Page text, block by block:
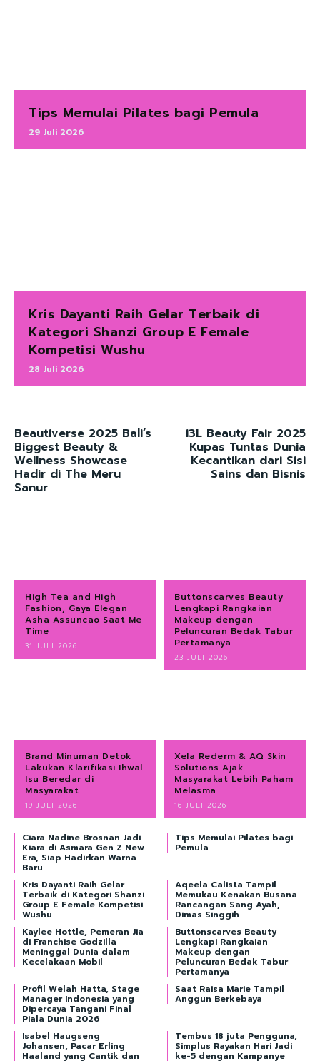
Tips Memulai Pilates bagi Pemula
29 Juli 2026
Kris Dayanti Raih Gelar Terbaik di
Kategori Shanzi Group E Female
Kompetisi Wushu
28 Juli 2026
Beautiverse 2025 Bali’s
Biggest Beauty &
Wellness Showcase
Hadir di The Meru
Sanur
i3L Beauty Fair 2025
Kupas Tuntas Dunia
Kecantikan dari Sisi
Sains dan Bisnis
High Tea and High
Fashion, Gaya Elegan
Asha Assuncao Saat Me
Time
31 JULI 2026
Buttonscarves Beauty
Lengkapi Rangkaian
Makeup dengan
Peluncuran Bedak Tabur
Pertamanya
23 JULI 2026
Brand Minuman Detok
Lakukan Klarifikasi Ihwal
Isu Beredar di
Masyarakat
19 JULI 2026
Xela Rederm & AQ Skin
Solutions Ajak
Masyarakat Lebih Paham
Melasma
16 JULI 2026
Ciara Nadine Brosnan Jadi
Kiara di Asmara Gen Z New
Era, Siap Hadirkan Warna
Baru
Tips Memulai Pilates bagi
Pemula
Kris Dayanti Raih Gelar
Terbaik di Kategori Shanzi
Group E Female Kompetisi
Wushu
Aqeela Calista Tampil
Memukau Kenakan Busana
Rancangan Sang Ayah,
Dimas Singgih
Kaylee Hottle, Pemeran Jia
di Franchise Godzilla
Meninggal Dunia dalam
Kecelakaan Mobil
Buttonscarves Beauty
Lengkapi Rangkaian
Makeup dengan
Peluncuran Bedak Tabur
Pertamanya
Profil Welah Hatta, Stage
Manager Indonesia yang
Dipercaya Tangani Final
Piala Dunia 2026
Saat Raisa Marie Tampil
Anggun Berkebaya
Isabel Haugseng
Johansen, Pacar Erling
Haaland yang Cantik dan
Tembus 18 juta Pengguna,
Simplus Rayakan Hari Jadi
ke-5 dengan Kampanye